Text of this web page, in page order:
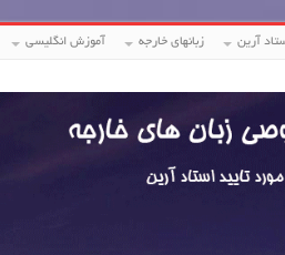
آرین زبانهای خارجه آموزش انگلیسی